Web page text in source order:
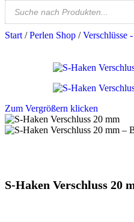
Start / Perlen Shop / Verschlüsse
Zum Vergrößern klicken
S-Haken Verschluss 20